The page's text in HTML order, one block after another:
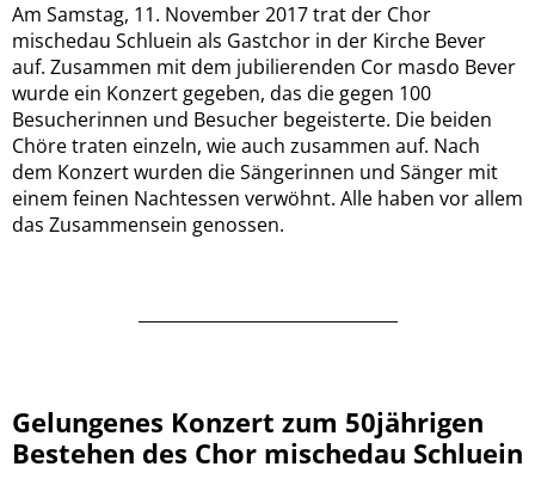
Am Samstag, 11. November 2017 trat der Chor
mischedau Schluein als Gastchor in der Kirche Bever
auf. Zusammen mit dem jubilierenden Cor masdo Bever
wurde ein Konzert gegeben, das die gegen 100
Besucherinnen und Besucher begeisterte. Die beiden
Chöre traten einzeln, wie auch zusammen auf. Nach
dem Konzert wurden die Sängerinnen und Sänger mit
einem feinen Nachtessen verwöhnt. Alle haben vor allem
das Zusammensein genossen.
Gelungenes Konzert zum 50jährigen
Bestehen des Chor mischedau Schluein